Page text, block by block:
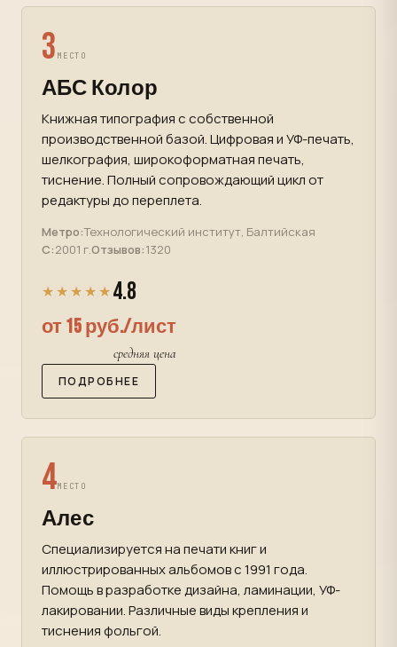
3 МЕСТО
АБС Колор
Книжная типография с собственной
производственной базой. Цифровая и УФ-печать,
шелкография, широкоформатная печать,
тиснение. Полный сопровождающий цикл от
редактуры до переплета.
Метро:Технологический институт, Балтийская
С:2001 г.Отзывов:1320
★★★★★ 4.8
от 15 руб./лист
средняя цена
ПОДРОБНЕЕ
4МЕСТО
Алес
Специализируется на печати книг и
иллюстрированных альбомов с 1991 года.
Помощь в разработке дизайна, ламинации, УФ-
лакировании. Различные виды крепления и
тиснения фольгой.